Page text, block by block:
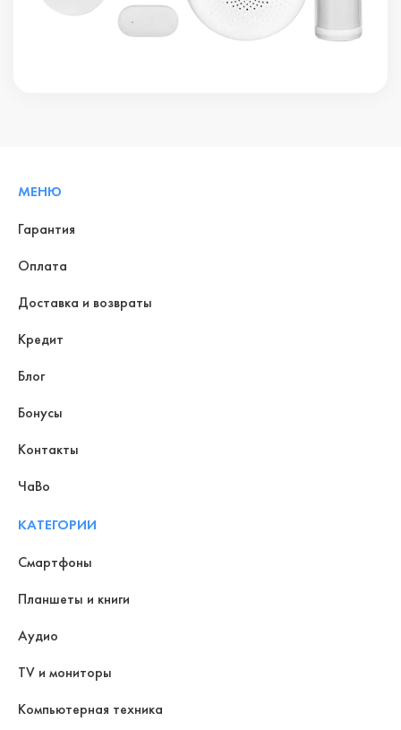
МЕНЮ
Гарантия
Оплата
Доставка и возвраты
Кредит
Блог
Бонусы
Контакты
ЧаВо
КАТЕГОРИИ
Смартфоны
Планшеты и книги
Аудио
TV и мониторы
Компьютерная техника